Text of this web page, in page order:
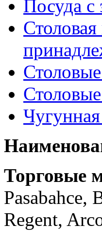
Посуда
Торговые
Pasabahce,
Regent,